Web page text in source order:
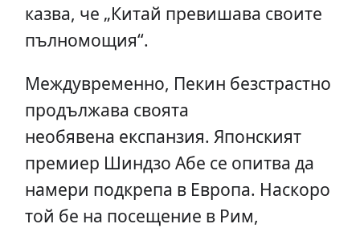
казва, че „Китай превишава своите
пълномощия“.
Междувременно, Пекин безстрастно
продължава своята
необявена експанзия. Японският
премиер Шиндзо Абе се опитва да
намери подкрепа в Европа. Наскоро
той бе на посещение в Рим,